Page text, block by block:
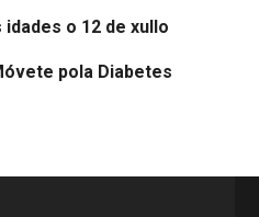
o 12 de xullo
pola Diabetes